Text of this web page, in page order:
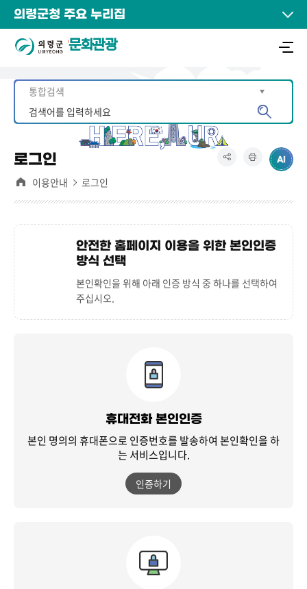
의령군청 주요 누리집
문화관광
로그인
이용안내 로그인
안전한 홈페이지 이용을 위한 본인인증
방식 선택
본인확인을 위해 아래 인증 방식 중 하나를 선택하여
주십시오.
휴대전화 본인인증
본인 명의의 휴대폰으로 인증번호를 발송하여 본인확인을 하
는 서비스입니다.
인증하기